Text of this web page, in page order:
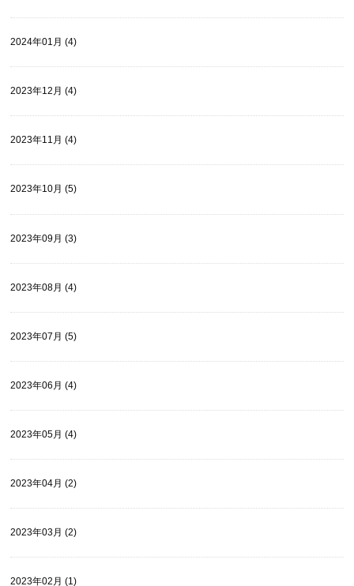
2024年01月 (4)
2023年12月 (4)
2023年11月 (4)
2023年10月 (5)
2023年09月 (3)
2023年08月 (4)
2023年07月 (5)
2023年06月 (4)
2023年05月 (4)
2023年04月 (2)
2023年03月 (2)
2023年02月 (1)